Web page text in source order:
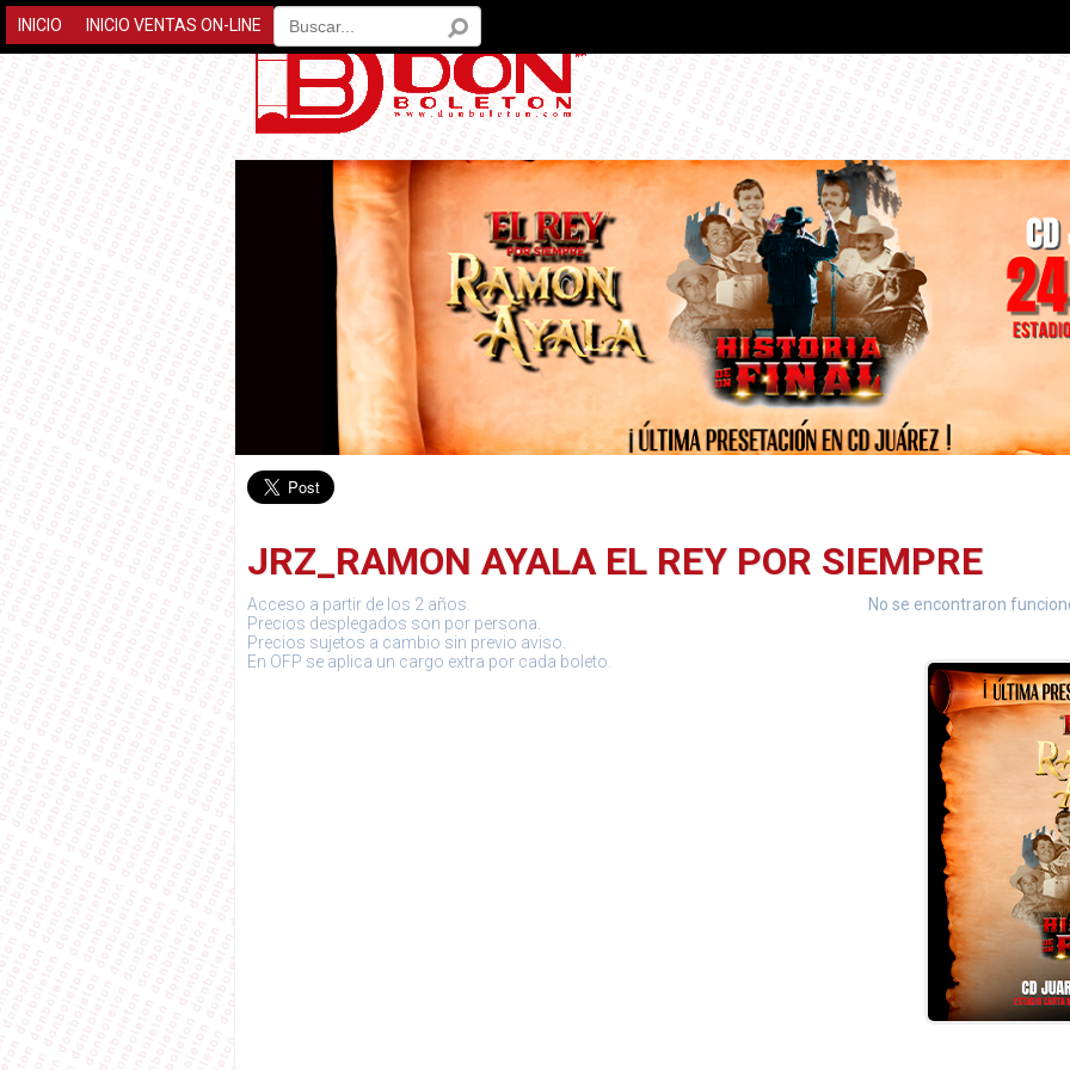
INICIO INICIO VENTAS ON-LINE
JRZ_RAMON AYALA EL REY POR SIEMPRE
No se encontraron
Acceso a partir de los 2 años.
Precios desplegados son por persona.
Precios sujetos a cambio sin previo aviso.
En OFP se aplica un cargo extra por cada boleto.